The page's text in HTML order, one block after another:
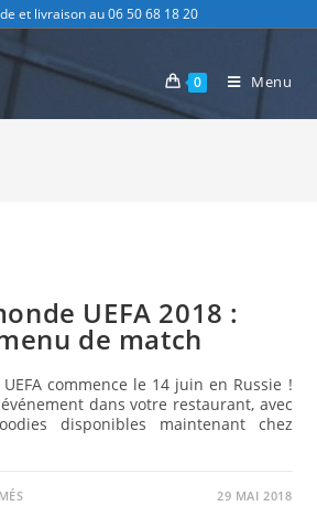
et livraison au 06 50 68 18 20
0 Menu
UEFA 2018 :
de match
commence le 14 juin en Russie !
dans votre restaurant, avec
disponibles maintenant chez
SUR 29 MAI 2018